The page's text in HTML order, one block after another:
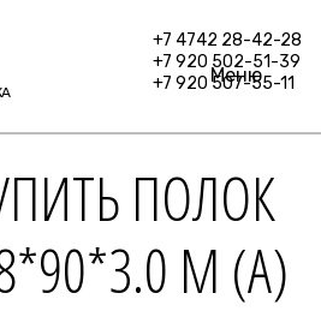
+7 4742 28-42-28
+7 920 502-51-39
+7 920 507-55-11
Меню
ПОЛОК
М (А)